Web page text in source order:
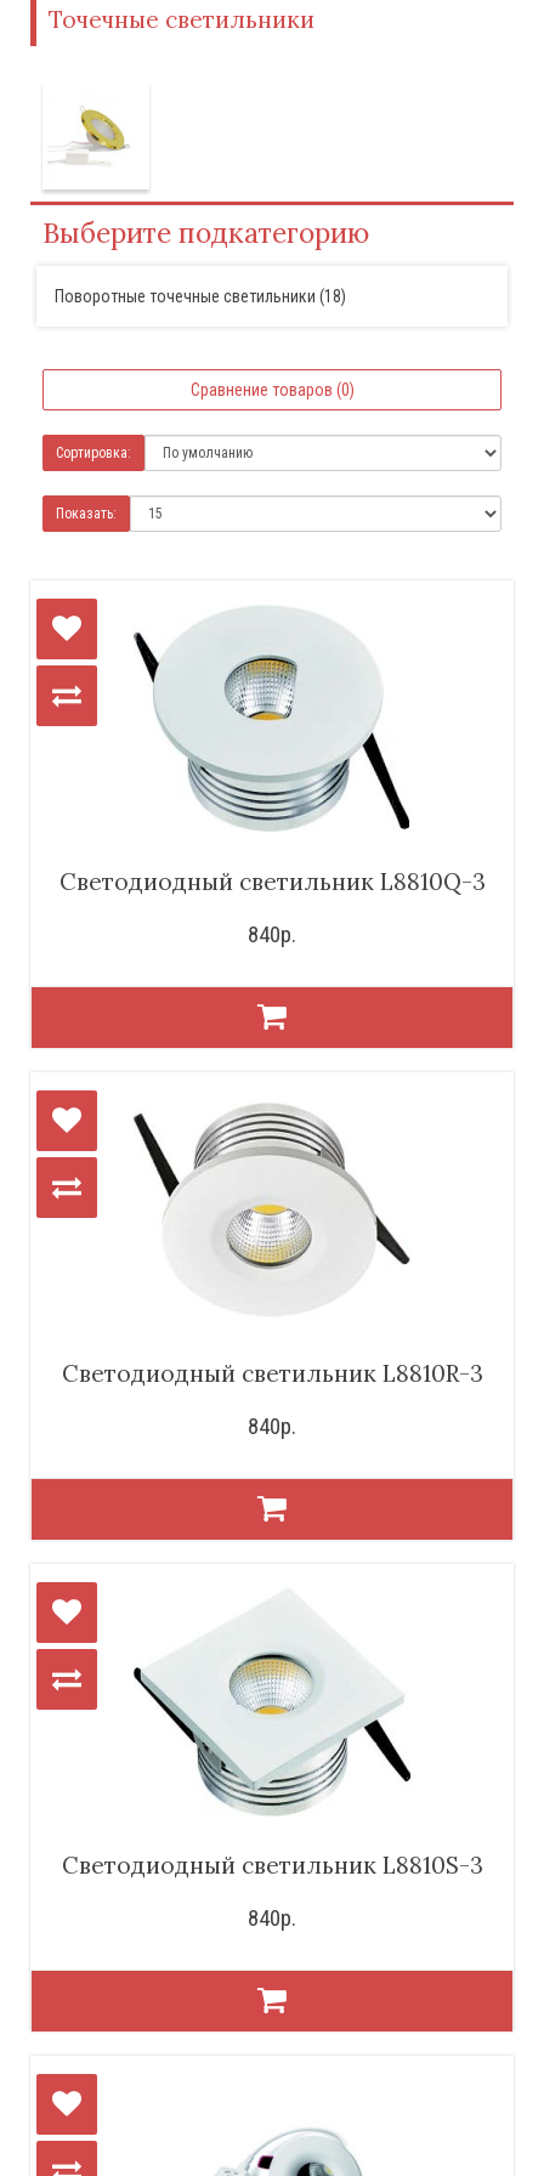
Точечные светильники
Выберите подкатегорию
Поворотные точечные светильники (18)
Сравнение товаров (0)
Сортировка:
Показать:
Светодиодный светильник L8810Q-3
840р.
Светодиодный светильник L8810R-3
840р.
Светодиодный светильник L8810S-3
840р.